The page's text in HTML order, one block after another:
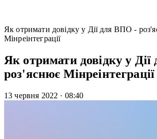
Як отримати довідку у Дії для ВПО -
Мінреінтеграції
Як отримати довідку у
роз'яснює Мінреінтеграції
13 червня 2022 · 08:40